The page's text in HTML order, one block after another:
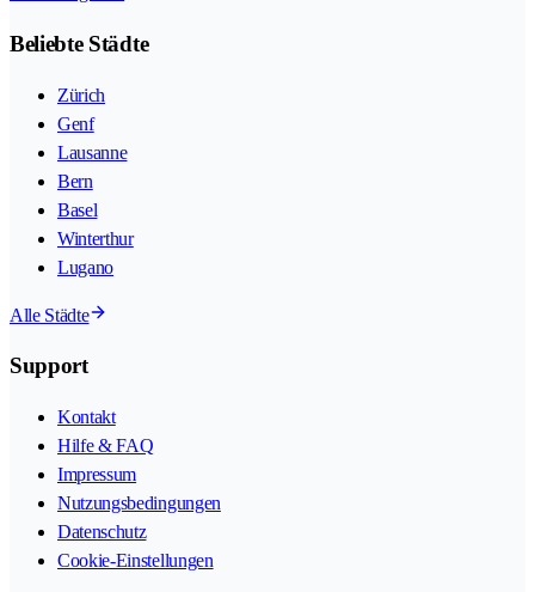
Beliebte Städte
Zürich
Genf
Lausanne
Bern
Basel
Winterthur
Lugano
Alle Städte
Support
Kontakt
Hilfe & FAQ
Impressum
Nutzungsbedingungen
Datenschutz
Cookie-Einstellungen